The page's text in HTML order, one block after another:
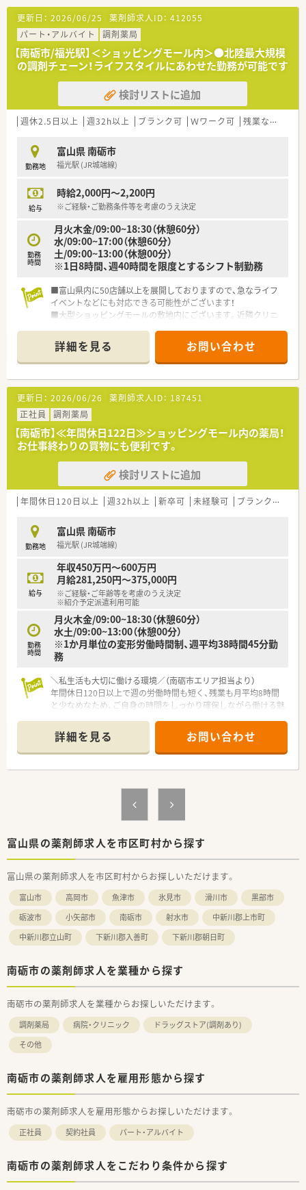
更新日： 2026/06/25 薬剤師求人ID： 412055
パート・アルバイト
調剤薬局
【南砺市/福光駅】＜ショッピングモール内＞●北陸最大規模
の調剤チェーン！ライフスタイルにあわせた勤務が可能です
検討リストに追加
週休2.5日以上 週32h以上 ブランク可 Ｗワーク可 残業なし(ほぼなし含む)
勤務地
富山県 南砺市
福光駅 (JR城端線)
給与
時給2,000円～2,200円
※ご経験・ご勤務条件等を考慮のうえ決定
勤務
時間
月火木金/09:00~18:30（休憩60分）
水/09:00~17:00（休憩60分）
土/09:00~13:00（休憩00分）
※1日8時間、週40時間を限度とするシフト制勤務
■富山県内に50店舗以上を展開しておりますので、急なライフ
イベントなどにも対応できる可能性がございます！
■大型ショッピングモールの敷地内にございます。近隣クリニ
■時給2,000円～、ご経験・ご勤務条件等を考慮の上、2,000円以
上も目指せます！
■ライフスタイルに合わせて、曜日・時間はお気軽にご相談くだ
さい♪
詳細を見る お問い合わせ
更新日： 2026/06/26 薬剤師求人ID： 187451
正社員
調剤薬局
【南砺市】≪年間休日122日≫ショッピングモール内の薬局！
お仕事終わりの買物にも便利です。
検討リストに追加
年間休日120日以上 週32h以上 新卒可 未経験可 ブランク可
勤務地
富山県 南砺市
福光駅 (JR城端線)
給与
年収450万円～600万円
月給281,250円～375,000円
※ご経験・ご年齢等を考慮のうえ決定
※紹介予定派遣利用可能
勤務
時間
月火木金/09:00~18:30（休憩60分）
水土/09:00~13:00（休憩00分）
※1か月単位の変形労働時間制、週平均38時間45分勤
務
＼私生活も大切に働ける環境／（南砺市エリア担当より）
年間休日120日以上で週の労働時間も短く、残業も月平均8時間
と少なめなため、ご自身の時間をしっかり確保しながら働ける魅
＊------------------------------------------＊
【店舗情報と応需状況について】
■応需科目は泌尿器科や腎臓外科がメインとなっており、専門的
な知識を深めながら日々の調剤業務に取り組める環境です。
薬剤師体制でゆとりを持って安全に業務へ対応できます。
■福光駅から徒歩10分という場所に位置しており、お車での通
【法人特徴について】
す。
■すべての薬局に電子薬歴や調剤監査装置を導入し、最新の機器
を活用することで安全かつスピーディーな調剤を実現していま
す。
■店舗のエリアごとにラウンダー薬剤師を配置しており、急なお
休みにも柔軟に対応できる安心のサポート体制が整っていま
【職場環境と雰囲気】
■専務が女性であるため働き方への理解が非常に深く、実際に女
性の従業員割合も高く皆様がいきいきと働ける明るい職場で
■会社全体として女性が働きやすい環境づくりを推進しており、
ます。
ており、未経験の方やブランクがある方も安心してスタートでき
ます。
【やりがい/おすすめポイント】
■処方箋枚数に対して余裕のある人員配置がされているため、一
人ひとりの患者様に寄り添った丁寧な服薬指導ができるのが魅
■40歳まで支給される手厚い住宅補助や家族手当などが充実し
ており、経済的な面でも安心して生活基盤を築くことができま
す。
詳細を見る お問い合わせ
富山県の薬剤師求人を市区町村から探す
富山県の薬剤師求人を市区町村からお探しいただけます。
富山市 高岡市 魚津市 氷見市 滑川市
黒部市
砺波市
小矢部市 南砺市 射水市
中新川郡上市町
中新川郡立山町
下新川郡入善町 下新川郡朝日町
南砺市の薬剤師求人を業種から探す
南砺市の薬剤師求人を業種からお探しいただけます。
調剤薬局 病院・クリニック
ドラッグストア(調剤あり)
その他
南砺市の薬剤師求人を雇用形態から探す
南砺市の薬剤師求人を雇用形態からお探しいただけます。
正社員 契約社員 パート・アルバイト
南砺市の薬剤師求人をこだわり条件から探す